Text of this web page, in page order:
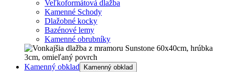
Veľkoformátová dlažba
Kamenné Schody
Dlažobné kocky
Bazénové lemy
Kamenné obrubníky
Kamenný obklad Kamenný obklad